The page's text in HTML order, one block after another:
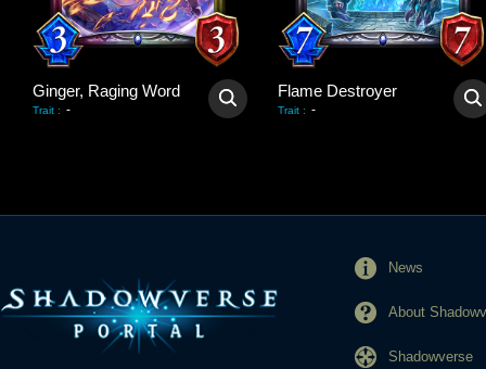
Ginger, Raging Word
Trait : -
Flame Destroyer
Trait : -
News
About
Shadowverse